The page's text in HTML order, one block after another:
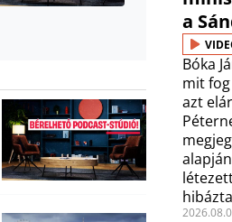
a
Bóka
mit
azt